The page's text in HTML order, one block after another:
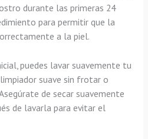
durante las primeras 24
para permitir que la
a la piel.
puedes lavar suavemente tu
suave sin frotar o
de secar suavemente
de lavarla para evitar el